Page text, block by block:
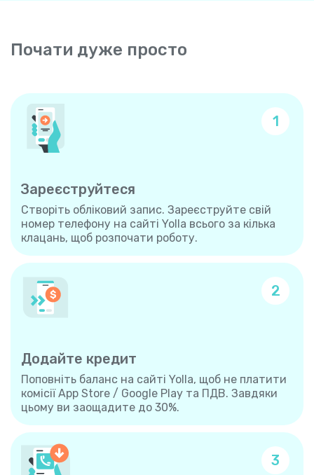
Почати дуже просто
1
Зареєструйтеся
Створіть обліковий запис. Зареєструйте свій
номер телефону на сайті Yolla всього за кілька
клацань, щоб розпочати роботу.
2
Додайте кредит
Поповніть баланс на сайті Yolla, щоб не платити
комісії App Store / Google Play та ПДВ. Завдяки
цьому ви заощадите до 30%.
3